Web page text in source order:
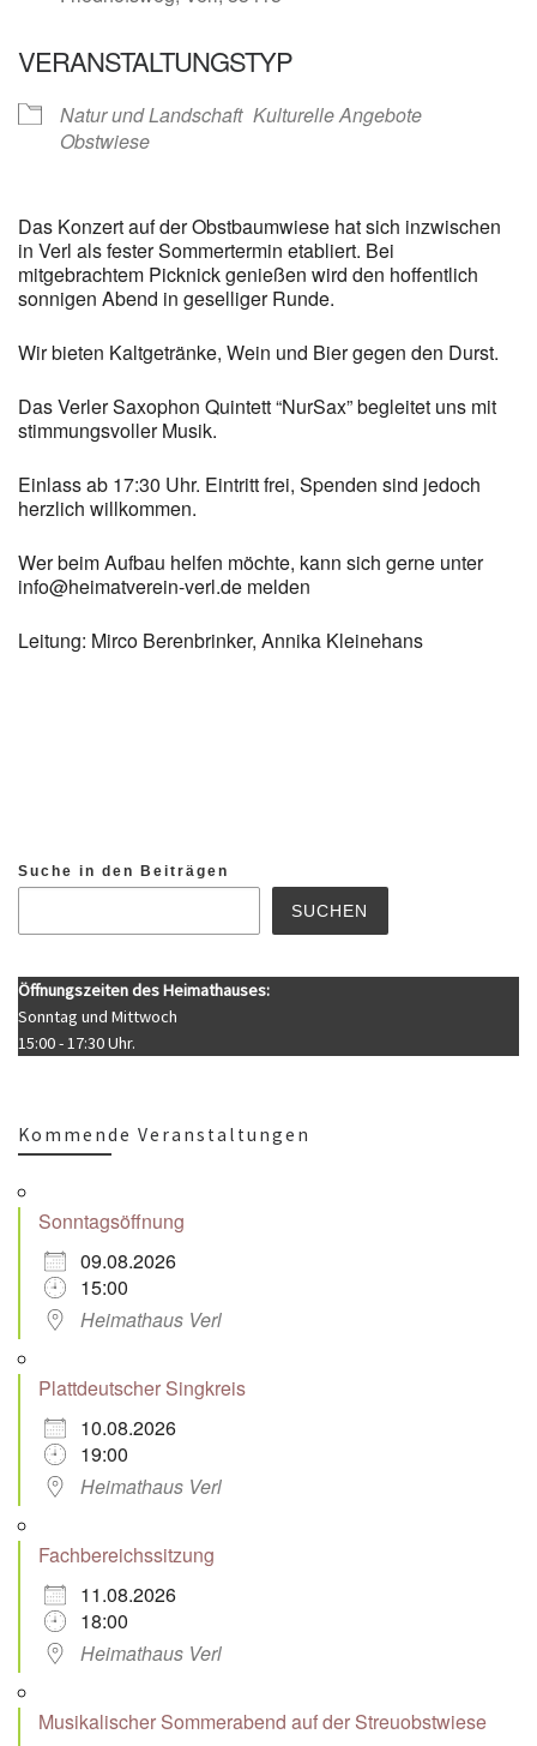
VERANSTALTUNGSTYP
Natur und Landschaft Kulturelle Angebote
Obstwiese
Das Konzert auf der Obstbaumwiese hat sich inzwischen
in Verl als fester Sommertermin etabliert. Bei
mitgebrachtem Picknick genießen wird den hoffentlich
sonnigen Abend in geselliger Runde.
Wir bieten Kaltgetränke, Wein und Bier gegen den Durst.
Das Verler Saxophon Quintett “NurSax” begleitet uns mit
stimmungsvoller Musik.
Einlass ab 17:30 Uhr. Eintritt frei, Spenden sind jedoch
herzlich willkommen.
Wer beim Aufbau helfen möchte, kann sich gerne unter
info@heimatverein-verl.de melden
Leitung: Mirco Berenbrinker, Annika Kleinehans
Suche in den Beiträgen
SUCHEN
Öffnungszeiten des Heimathauses:
Sonntag und Mittwoch
15:00 - 17:30 Uhr.
Kommende Veranstaltungen
Sonntagsöffnung
09.08.2026
15:00
Heimathaus Verl
Plattdeutscher Singkreis
10.08.2026
19:00
Heimathaus Verl
Fachbereichssitzung
11.08.2026
18:00
Heimathaus Verl
Musikalischer Sommerabend auf der Streuobstwiese